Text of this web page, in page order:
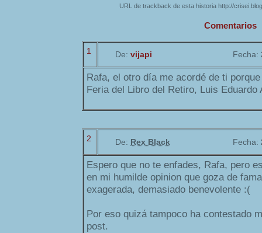
URL de trackback de esta historia http://
Comentarios
1 De: vijapi Fecha:
Rafa, el otro día me acordé de ti
Feria del Libro del Retiro, Luis Eduardo
2 De: Rex Black Fecha:
Espero que no te enfades, Rafa, pero
en mi humilde opinion que goza de
exagerada, demasiado benevolente :(
Por eso quizá tampoco ha contestado
post.